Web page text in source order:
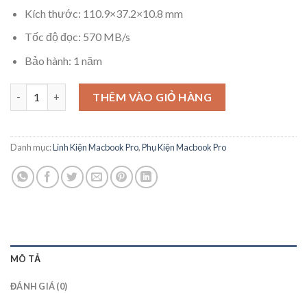
Kích thước: 110.9×37.2×10.8 mm
Tốc độ đọc: 570 MB/s
Bảo hành: 1 năm
Ổ cứng SSD Transcend JetDrive 725 480GB SATA III cho
THÊM VÀO GIỎ HÀNG
Danh mục:Linh Kiện Macbook Pro,Phụ Kiện Macbook Pro
MÔ TẢ
ĐÁNH GIÁ (0)